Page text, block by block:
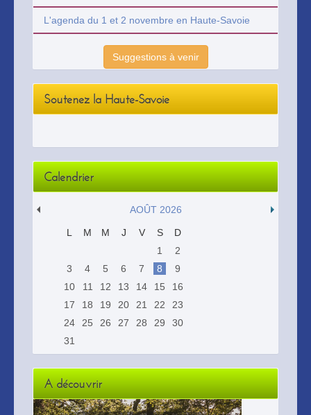
L'agenda du 1 et 2 novembre en Haute-Savoie
Suggestions à venir
Soutenez la Haute-Savoie
Calendrier
AOÛT 2026
L M M J V S
D
1
2
3
4 5 6 7 8
9
10
11 12 13 14 15
16
17
18 19 20 21 22
23
24
25 26 27 28 29
30
31
A découvrir